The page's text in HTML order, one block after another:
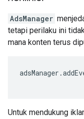
AdsManager
tetapi perilaku ini
mana konten terus
adsManager .
Untuk mendukung